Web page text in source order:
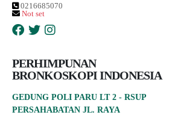
0216685070
Not set
PERHIMPUNAN
BRONKOSKOPI INDONESIA
GEDUNG POLI PARU LT 2 - RSUP
PERSAHABATAN JL. RAYA